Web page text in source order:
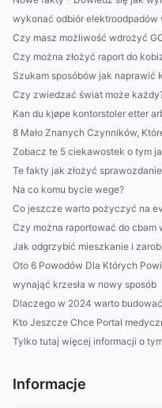
wykonać odbiór elektroodpadów
Czy masz możliwość wdrożyć
Czy można złożyć raport do
Szukam sposóbów jak naprawić
Czy zwiedzać świat może
Kan du kjøpe kontorstoler etter
8 Mało Znanych Czynników,
Zobacz te 5 ciekawostek o tym
Te fakty jak złożyć
Na co komu bycie wege?
Co jeszcze warto pożyczyć na
Czy można raportować do cbam
Jak odgrzybić mieszkanie i
Oto 6 Powodów Dla Których
wynająć krzesła w nowy sposób
Dlaczego w 2024 warto
Kto Jeszcze Chce Portal
Tylko tutaj więcej informacji o
Informacje